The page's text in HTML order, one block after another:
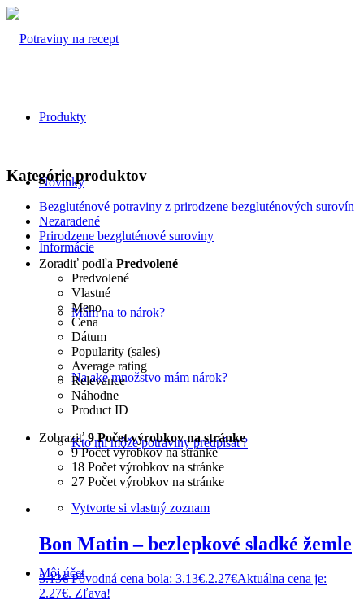
Produkty
Novinky
Informácie
Mám na to nárok?
Na aké množstvo mám nárok?
Kto mi môže potraviny predpísať?
Vytvorte si vlastný zoznam
Môj účet
Kategórie produktov
Bezgluténové potraviny z prirodzene bezgluténových surovín
Nezaradené
Prirodzene bezgluténové suroviny
Zoradiť podľa Predvolené
Predvolené
Vlastné
Meno
Cena
Dátum
Popularity (sales)
Average rating
Relevance
Náhodne
Product ID
Zobraziť9 Počet výrobkov na stránke
9 Počet výrobkov na stránke
18 Počet výrobkov na stránke
27 Počet výrobkov na stránke
Bon Matin – bezlepkové sladké žemle
3.13€ Pôvodná cena bola: 3.13€.2.27€Aktuálna cena je:
2.27€. Zľava!